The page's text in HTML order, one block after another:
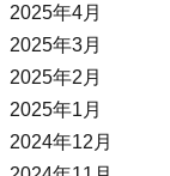
2025年4月
2025年3月
2025年2月
2025年1月
2024年12月